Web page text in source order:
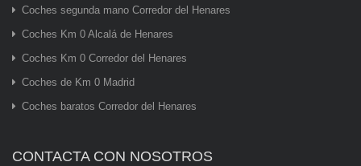
Coches segunda mano Corredor del Henares
Coches Km 0 Alcalá de Henares
Coches Km 0 Corredor del Henares
Coches de Km 0 Madrid
Coches baratos Corredor del Henares
CONTACTA CON NOSOTROS